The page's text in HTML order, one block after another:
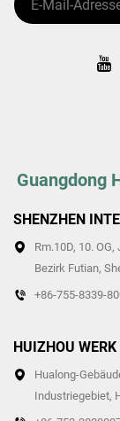
Guangdong
SHENZHEN
Rm.10D, 10.
Bezirk Futian,
+86-755-8339-
HUIZHOU WERK
Hualong-
Industriegebiet,